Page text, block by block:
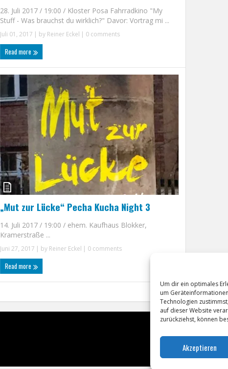
Um dir ein optimales
um
Technologien
auf dieser Website
zurückziehst, können
Akzeptieren
28. Juli 2017 / 19:00 / Kloster Posa Fahrradkino "My
Stuff - Was brauchst du wirklich?" Davor: Vortrag mi ...
Juli 01, 2017 | by Reiner Eckel | 0 comments
Read more
„Mut zur Lücke“ Pecha Kucha Night 3
14. Juli 2017 / 19:00 / ehem. Kaufhaus Blokker,
Kramerstraße ...
Juni 27, 2017 | by Reiner Eckel | 0 comments
Read more